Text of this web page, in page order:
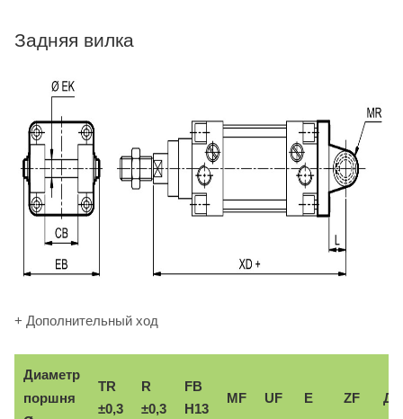
Задняя вилка
+ Дополнительный ход
Диаметр
поршня
TR
±0,3
R
±0,3
FB
H13
MF UF E ZF